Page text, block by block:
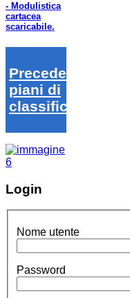
- Modulistica
cartacea
scaricabile.
Precedenti
piani di
classifica
Login
Nome utente
Password